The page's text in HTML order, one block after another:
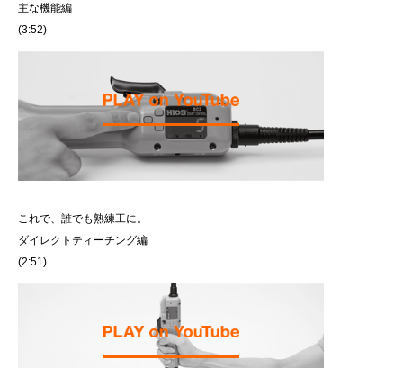
主な機能編
(3:52)
これで、誰でも熟練工に。
ダイレクトティーチング編
(2:51)